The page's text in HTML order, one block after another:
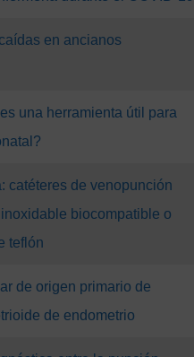
en ancianos
una herramienta útil para
catéteres de venopunción
biocompatible o
teflón
de origen primario de
de endometrio